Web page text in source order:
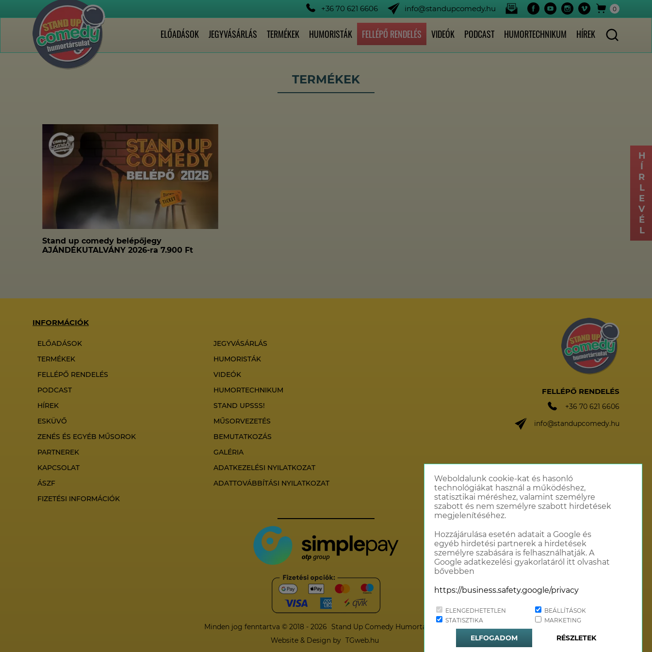
Weboldalunk cookie-kat és hasonló
technológiákat használ a működéshez,
statisztikai méréshez, valamint személyre
szabott és nem személyre szabott hirdetések
megjelenítéséhez.
Hozzájárulása esetén adatait a Google és
egyéb hirdetési partnerek a hirdetések
személyre szabására is felhasználhatják. A
Google adatkezelési gyakorlatáról itt olvashat
bővebben
https://business.safety.google/privacy
ELENGEDHETETLEN
BEÁLLÍTÁSOK
STATISZTIKA
MARKETING
ELFOGADOM RÉSZLETEK
+36 70 621 6606 info@standupcomedy.hu 0
ELŐADÁSOK JEGYVÁSÁRLÁS TERMÉKEK HUMORISTÁK FELLÉPŐ RENDELÉS VIDEÓK PODCAST HUMORTECHNIKUM HÍREK
HÍRLEVÉL
TERMÉKEK
Stand up comedy belépőjegy
AJÁNDÉKUTALVÁNY 2026-ra 7.900 Ft
INFORMÁCIÓK
ELŐADÁSOK
JEGYVÁSÁRLÁS
TERMÉKEK
HUMORISTÁK
FELLÉPŐ RENDELÉS
VIDEÓK
PODCAST
HUMORTECHNIKUM
HÍREK
STAND UPSSS!
ESKÜVŐ
MŰSORVEZETÉS
ZENÉS ÉS EGYÉB MŰSOROK
BEMUTATKOZÁS
PARTNEREK
GALÉRIA
KAPCSOLAT
ADATKEZELÉSI NYILATKOZAT
ÁSZF
ADATTOVÁBBÍTÁSI NYILATKOZAT
FIZETÉSI INFORMÁCIÓK
FELLÉPŐ RENDELÉS
+36 70 621 6606
info@standupcomedy.hu
Minden jog fenntartva © 2018 - 2026
Stand Up Comedy Humortársulat
Website & Design by TGweb.hu